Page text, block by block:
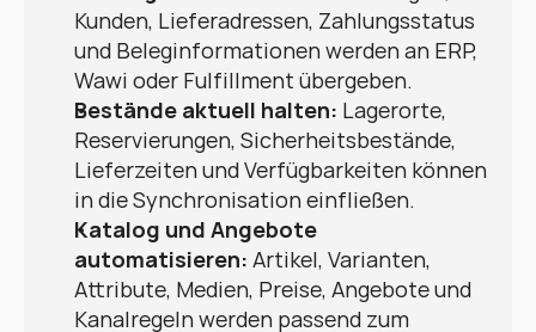
Kunden, Lieferadressen, Zahlungsstatus
und Beleginformationen werden an ERP,
Wawi oder Fulfillment übergeben.
Bestände aktuell halten: Lagerorte,
Reservierungen, Sicherheitsbestände,
Lieferzeiten und Verfügbarkeiten können
in die Synchronisation einfließen.
Katalog und Angebote
automatisieren: Artikel, Varianten,
Attribute, Medien, Preise, Angebote und
Kanalregeln werden passend zum